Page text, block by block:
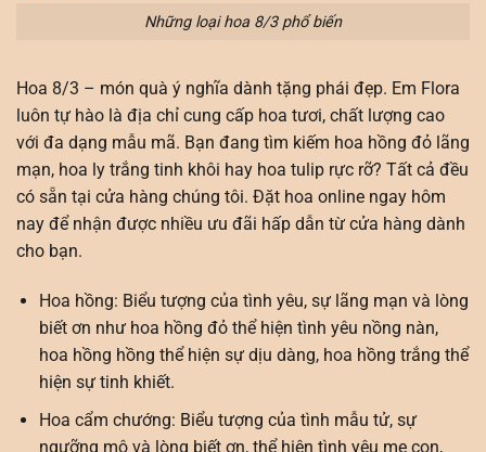
Những loại hoa 8/3 phổ biến
Hoa 8/3 – món quà ý nghĩa dành tặng phái đẹp. Em Flora
luôn tự hào là địa chỉ cung cấp hoa tươi, chất lượng cao
với đa dạng mẫu mã. Bạn đang tìm kiếm hoa hồng đỏ lãng
mạn, hoa ly trắng tinh khôi hay hoa tulip rực rỡ? Tất cả đều
có sẵn tại cửa hàng chúng tôi. Đặt hoa online ngay hôm
nay để nhận được nhiều ưu đãi hấp dẫn từ cửa hàng dành
cho bạn.
Hoa hồng: Biểu tượng của tình yêu, sự lãng mạn và lòng
biết ơn như hoa hồng đỏ thể hiện tình yêu nồng nàn,
hoa hồng hồng thể hiện sự dịu dàng, hoa hồng trắng thể
hiện sự tinh khiết.
Hoa cẩm chướng: Biểu tượng của tình mẫu tử, sự
ngưỡng mộ và lòng biết ơn, thể hiện tình yêu mẹ con,